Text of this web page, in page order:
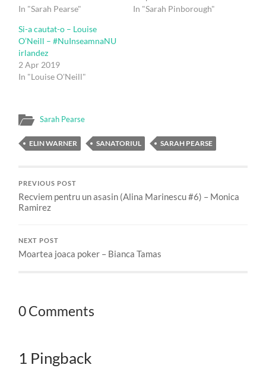
In "Sarah Pearse"
In "Sarah Pinborough"
Si-a cautat-o – Louise
O’Neill – #NuInseamnaNU
irlandez
2 Apr 2019
In "Louise O'Neill"
Sarah Pearse
ELIN WARNER SANATORIUL SARAH PEARSE
PREVIOUS POST
Recviem pentru un asasin (Alina Marinescu #6) – Monica
Ramirez
NEXT POST
Moartea joaca poker – Bianca Tamas
0 Comments
1 Pingback